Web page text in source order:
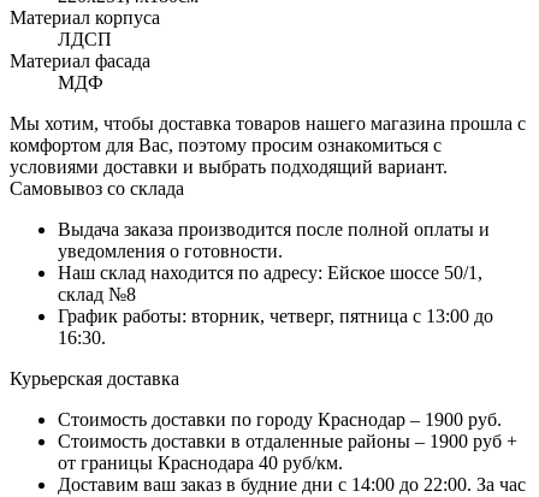
Материал корпуса
ЛДСП
Материал фасада
МДФ
Мы хотим, чтобы доставка товаров нашего магазина прошла с
комфортом для Вас, поэтому просим ознакомиться с
условиями доставки и выбрать подходящий вариант.
Самовывоз со склада
Выдача заказа производится после полной оплаты и
уведомления о готовности.
Наш склад находится по адресу: Ейское шоссе 50/1,
склад №8
График работы: вторник, четверг, пятница с 13:00 до
16:30.
Курьерская доставка
Стоимость доставки по городу Краснодар – 1900 руб.
Стоимость доставки в отдаленные районы – 1900 руб +
от границы Краснодара 40 руб/км.
Доставим ваш заказ в будние дни с 14:00 до 22:00. За час